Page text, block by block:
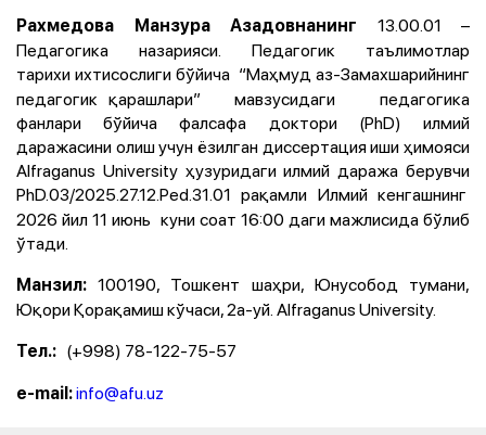
Рахмедова Манзура Азадовнанинг 13.00.01 –
Педагогика назарияси. Педагогик таълимотлар
тарихиихтисослиги бўйича “Маҳмуд аз-Замахшарийнинг
педагогик қарашлари” мавзусидаги педагогика
фанлари бўйича фалсафа доктори (PhD) илмий
даражасини олиш учун ёзилган диссертация иши ҳимояси
Alfraganus University ҳузуридаги илмий даража берувчи
PhD.03/2025.27.12.Ped.31.01 рақамли Илмий кенгашнинг
2026 йил 11 июнь куни соат 16:00 даги мажлисида бўлиб
ўтади.
Манзил: 100190, Тошкент шаҳри, Юнусобод тумани,
Юқори Қорақамиш кўчаси, 2а-уй. Alfraganus University.
Тел.: (+998) 78-122-75-57
е-mail:info@afu.uz